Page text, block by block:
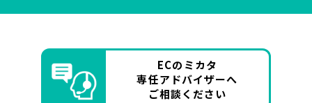
ECのミカタ
専任アドバイザーへ
ご相談ください